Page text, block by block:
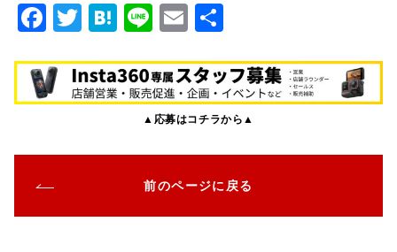
F
c
e
o
o
k
T
it
te
H
e
n
Li
e
E
ai
l
▲応募はコチラから▲
前のページに戻る